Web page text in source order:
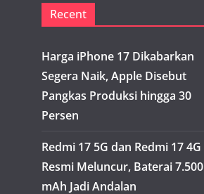
Recent
Harga iPhone 17 Dikabarkan
Segera Naik, Apple Disebut
Pangkas Produksi hingga 30
Persen
Redmi 17 5G dan Redmi 17 4G
Resmi Meluncur, Baterai 7.500
mAh Jadi Andalan